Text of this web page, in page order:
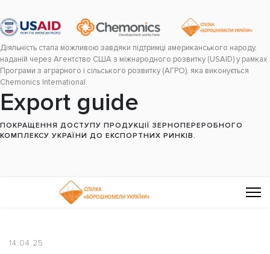
Діяльність стала можливою завдяки підтримці американського народу,
наданій через Агентство США з міжнародного розвитку (USAID) у рамках
Програми з аграрного і сільського розвитку (АГРО), яка виконується
Chemonics International.
Export guide
ПОКРАЩЕННЯ ДОСТУПУ ПРОДУКЦІЇ ЗЕРНОПЕРЕРОБНОГО
КОМПЛЕКСУ УКРАЇНИ ДО ЕКСПОРТНИХ РИНКІВ.
14.04.25